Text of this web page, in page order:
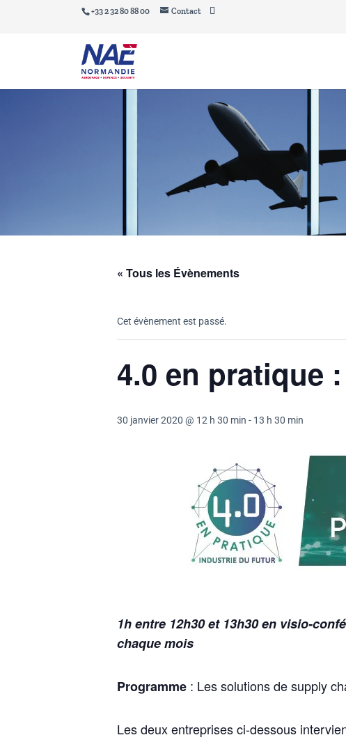
+33 2 32 80 88 00 Contact
« Tous les Évènements
Cet évènement est passé.
4.0 en pratique
30 janvier 2020 @ 12 h 30 min - 13 h 30 min
1hentre 12h30 et 13h30 en visio-
chaque mois
Programme : Les solutions de supply
Les deux entreprises ci-dessous